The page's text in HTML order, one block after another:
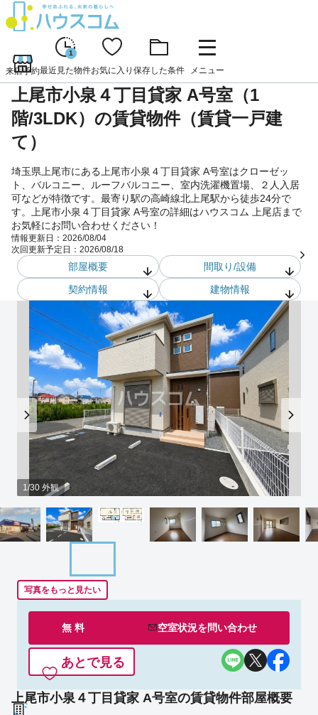
来店予約
1
最近見た物件お気に入り 保存した条件 メニュー
上尾市小泉４丁目貸家 A号室（1
階/3LDK）の賃貸物件（賃貸一戸建
て）
埼玉県上尾市にある上尾市小泉４丁目貸家 A号室はクローゼッ
ト、バルコニー、ルーフバルコニー、室内洗濯機置場、２人入居
可などが特徴です。最寄り駅の高崎線北上尾駅から徒歩24分で
す。上尾市小泉４丁目貸家 A号室の詳細はハウスコム 上尾店まで
お気軽にお問い合わせください！
情報更新日： 2026/08/04
次回更新予定日： 2026/08/18
部屋概要
間取り/設備
契約情報
建物情報
1/30 外観
写真をもっと見たい
無 料 空室状況を問い合わせ
あとで見る
上尾市小泉４丁目貸家 A号室の賃貸物件部屋概要